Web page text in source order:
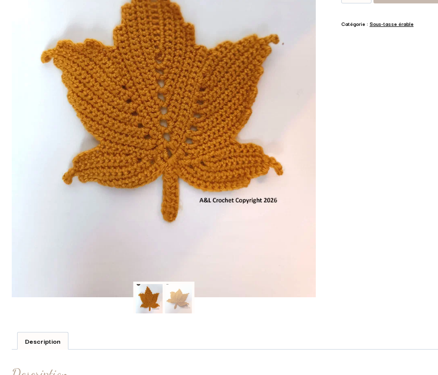
érable
Catégorie : Sous-tasse érable
Description